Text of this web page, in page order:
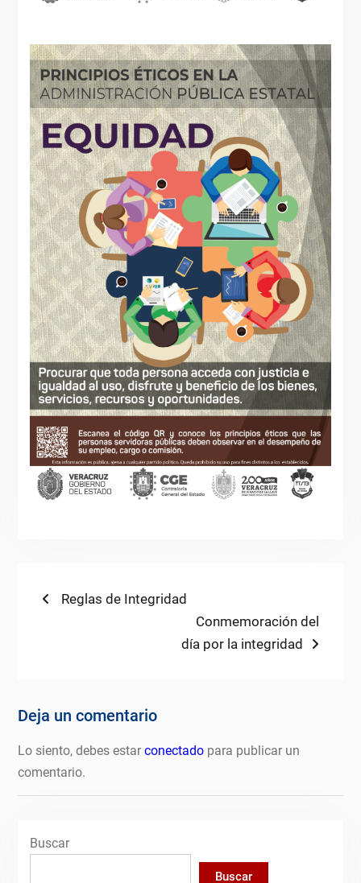
Navegación
Previous
Reglas de Integridad
Next
post:
Conmemoración del
día por la integridad
Deja un comentario
Lo siento, debes estarconectadopara publicar un
comentario.
Buscar
Buscar